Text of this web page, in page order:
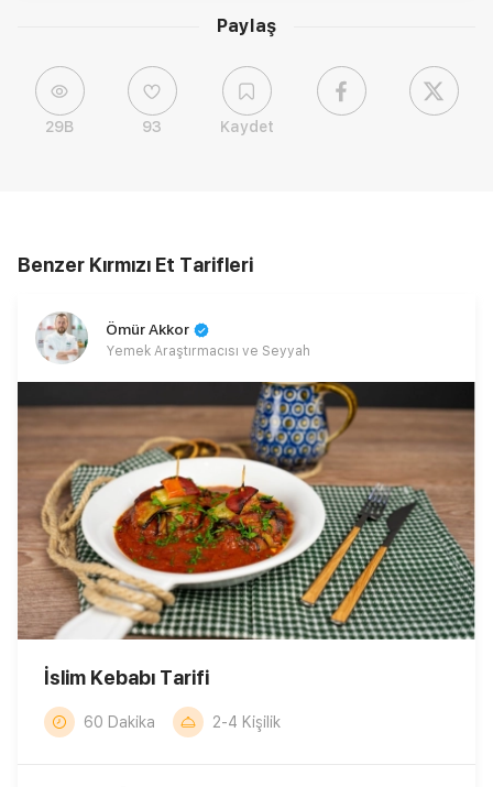
Paylaş
29B 93 Kaydet
Benzer Kırmızı Et Tarifleri
Ömür Akkor
Yemek Araştırmacısı ve Seyyah
İslim Kebabı Tarifi
60 Dakika 2-4 Kişilik